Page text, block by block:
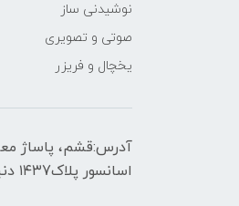
نوشیدنی ساز
صوتی و تصویری
یخچال و فریزر
اسانسور پلاک۱۴۳7 دنیای جهاز